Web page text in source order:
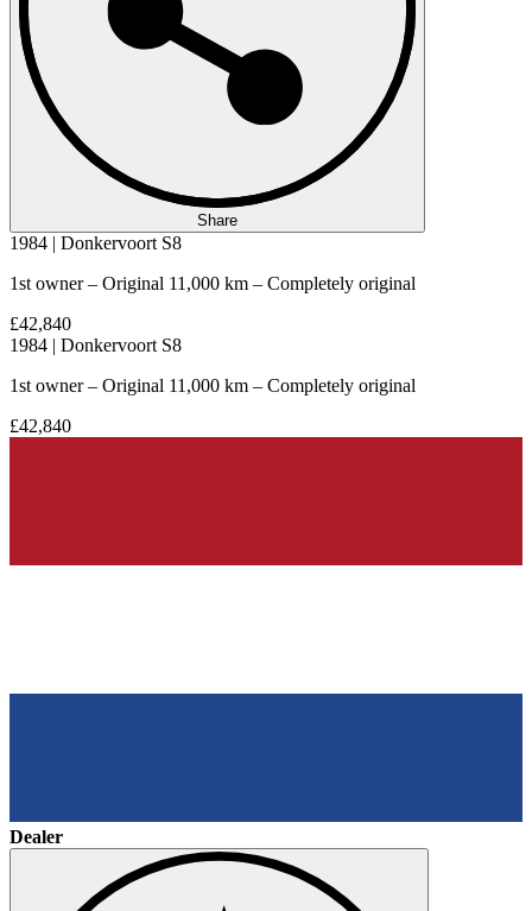
Share
1984 | Donkervoort S8
1st owner – Original 11,000 km – Completely original
£42,840
1984 | Donkervoort S8
1st owner – Original 11,000 km – Completely original
£42,840
Dealer